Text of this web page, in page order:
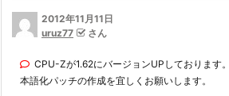
2012年11月11日
uruz77
さん
CPU-Zが1.62にバージョンUPしております
本語化パッチの作成を宜しくお願いします。